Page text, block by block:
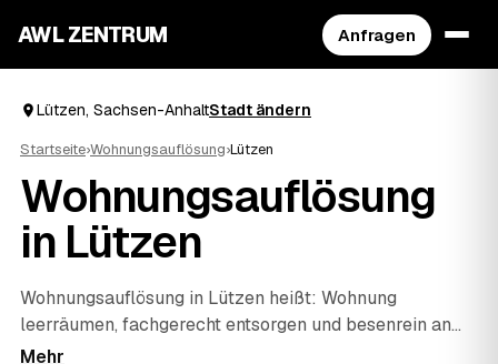
AWL ZENTRUM Anfragen
Lützen, Sachsen-AnhaltStadt ändern
Startseite›Wohnungsauflösung›Lützen
Wohnungsauflösung
in Lützen
Wohnungsauflösung in Lützen heißt: Wohnung
leerräumen, fachgerecht entsorgen und besenrein an
den Vermieter übergeben. Genau dafür finden Sie über